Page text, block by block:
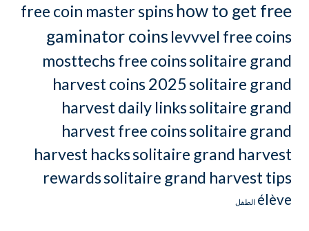
free coin master spinshow to get free
gaminator coins levvvel free coins
mosttechs free coinssolitaire grand
harvest coins 2025solitaire grand
harvest daily linkssolitaire grand
harvest free coinssolitaire grand
harvest hackssolitaire grand harvest
rewardssolitaire grand harvest tips
élève الطفل